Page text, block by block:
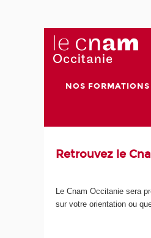
NOS FORMATIONS
Retrouvez le
Le Cnam Occitanie sera
sur votre orientation ou